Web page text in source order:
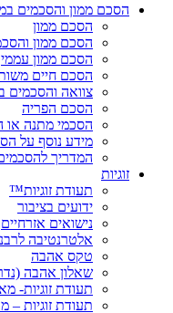
הסכם ממון והסכמים
הסכם ממון
הסכם ממון
הסכם ממון עממי
הסכם חיים
צוואה והסכמים
הסכם הפריה
הסכמי מתנה או
מידע נוסף על
המדריך
זוגיות
תעודת זוגיות™
ידועים בציבור
נישואים אזרחיים
אלטרנטיבה
טקס אהבה
שאלון אהבה
תעודת זוגיות-
תעודת זוגיות –